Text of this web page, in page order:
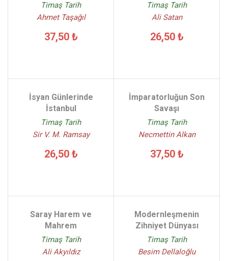
Timaş Tarih
Ahmet Taşağıl
37,50 ₺
Timaş Tarih
Ali Satan
26,50 ₺
İsyan Günlerinde
İstanbul
Timaş Tarih
Sir V. M. Ramsay
26,50 ₺
İmparatorluğun Son
Savaşı
Timaş Tarih
Necmettin Alkan
37,50 ₺
Saray Harem ve
Mahrem
Timaş Tarih
Ali Akyıldız
Modernleşmenin
Zihniyet Dünyası
Timaş Tarih
Besim Dellaloğlu